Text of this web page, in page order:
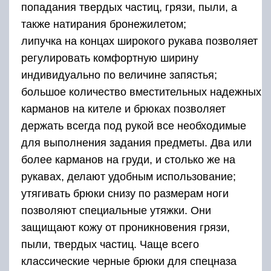
попадания твердых частиц, грязи, пыли, а
также натирания бронежилетом;
липучка на концах широкого рукава позволяет
регулировать комфортную ширину
индивидуально по величине запястья;
большое количество вместительных надежных
карманов на кителе и брюках позволяет
держать всегда под рукой все необходимые
для выполнения задания предметы. Два или
более карманов на груди, и столько же на
рукавах, делают удобным использование;
утягивать брюки снизу по размерам ноги
позволяют специальные утяжки. Они
защищают кожу от проникновения грязи,
пыли, твердых частиц. Чаще всего
классические черные брюки для спецназа